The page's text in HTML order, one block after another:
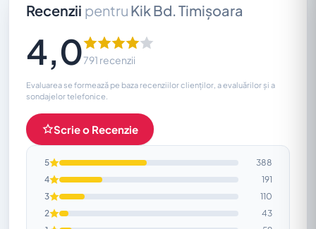
Recenzii pentru Kik Bd. Timișoara
4,0791 recenzii
Evaluarea se formează pe baza recenziilor clienților, a evaluărilor și a
sondajelor telefonice.
Scrie o Recenzie
5
388
4
191
3
110
2
43